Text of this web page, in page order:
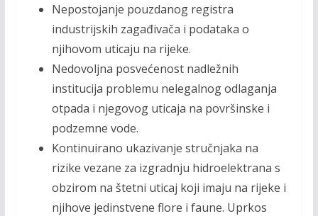
Nepostojanje pouzdanog registra
industrijskih zagađivača i podataka o
njihovom uticaju na rijeke.
Nedovoljna posvećenost nadležnih
institucija problemu nelegalnog odlaganja
otpada i njegovog uticaja na površinske i
podzemne vode.
Kontinuirano ukazivanje stručnjaka na
rizike vezane za izgradnju hidroelektrana s
obzirom na štetni uticaj koji imaju na rijeke i
njihove jedinstvene flore i faune. Uprkos